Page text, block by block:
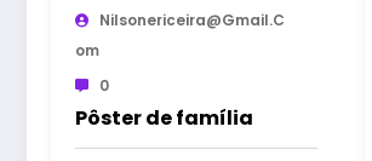
Nilsonericeira@gmail.c
Om
0
Pôster de família